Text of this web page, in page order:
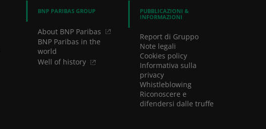
BNP PARIBAS GROUP
About BNP Paribas
BNP Paribas in the
world
Well of history
PUBBLICAZIONI &
INFORMAZIONI
Report di Gruppo
Note legali
Cookies policy
Informativa sulla
privacy
Whistleblowing
Riconoscere e
difendersi dalle truffe